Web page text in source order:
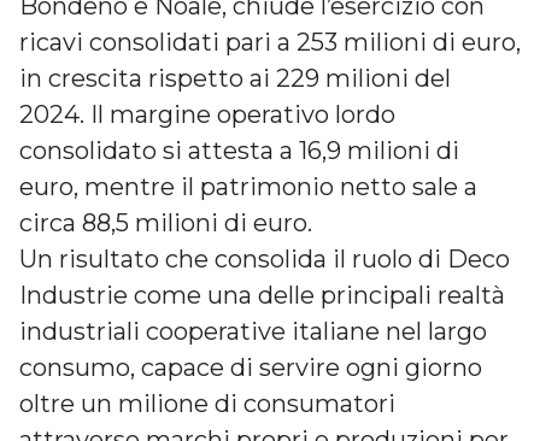
ricavi consolidati pari a 253 milioni di euro,
in crescita rispetto ai 229 milioni del
2024. Il margine operativo lordo
consolidato si attesta a 16,9 milioni di
euro, mentre il patrimonio netto sale a
circa 88,5 milioni di euro.
Un risultato che consolida il ruolo di Deco
Industrie come una delle principali realtà
industriali cooperative italiane nel largo
consumo, capace di servire ogni giorno
oltre un milione di consumatori